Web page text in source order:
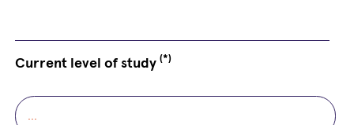
Current level of study(*)